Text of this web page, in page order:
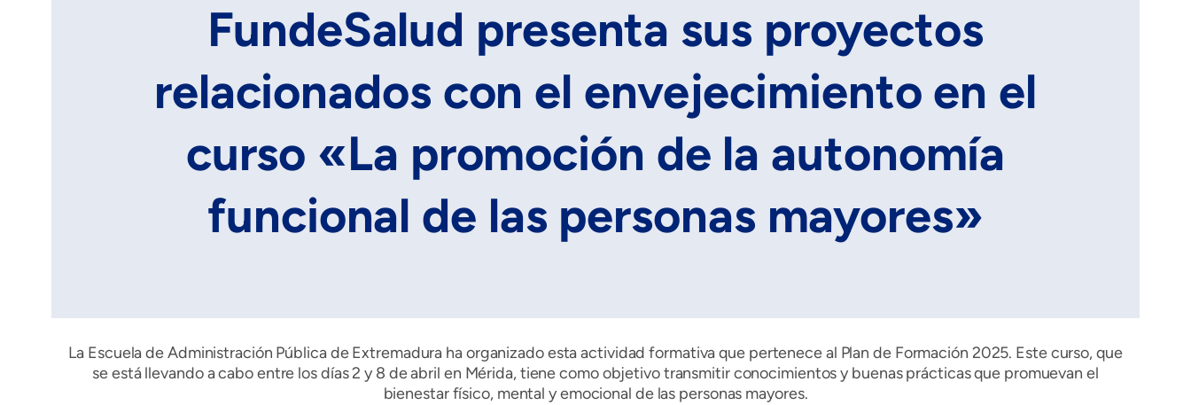
FundeSalud presenta sus proyectos
relacionados con el envejecimiento en el
curso «La promoción de la autonomía
funcional de las personas mayores»
La Escuela de Administración Pública de Extremadura ha organizado esta actividad formativa que pertenece al Plan de Formación 2025. Este curso, que
se está llevando a cabo entre los días 2 y 8 de abril en Mérida, tiene como objetivo transmitir conocimientos y buenas prácticas que promuevan el
bienestar físico, mental y emocional de las personas mayores.